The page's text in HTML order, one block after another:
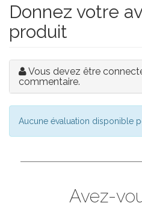
Donnez votre
produit
Vous devez être
commentaire.
Aucune évaluation disponible
Avez-